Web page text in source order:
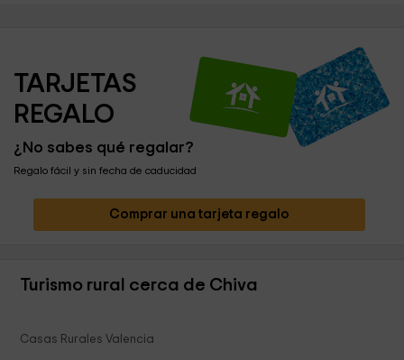
TARJETAS
REGALO
¿No sabes qué regalar?
Regalo fácil y sin fecha de caducidad
Comprar una tarjeta regalo
Turismo rural cerca de Chiva
Casas Rurales Valencia